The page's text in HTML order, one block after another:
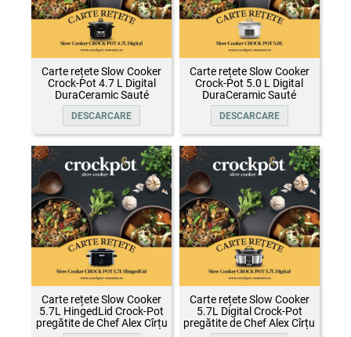
Carte rețete Slow Cooker
Crock-Pot 4.7 L Digital
DuraCeramic Sauté
DESCARCARE
Carte rețete Slow Cooker
Crock-Pot 5.0 L Digital
DuraCeramic Sauté
DESCARCARE
Carte rețete Slow Cooker
5.7L HingedLid Crock-Pot
pregătite de Chef Alex Cîrțu
Carte rețete Slow Cooker
5.7L Digital Crock-Pot
pregătite de Chef Alex Cîrțu